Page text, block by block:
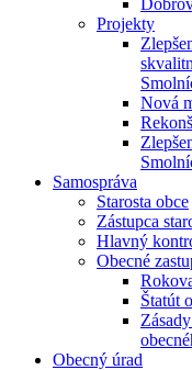
Projekty
Nová
Samospráva
Starosta obce
Zástupca
Hlavný
Obecné
Štatút
Obecný úrad